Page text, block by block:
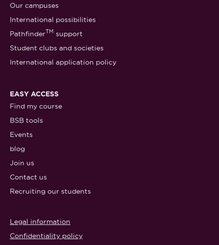
Our campuses
International possibilities
PathfinderTM support
Student clubs and societies
International application policy
EASY ACCESS
Find my course
BSB tools
Events
blog
Join us
Contact us
Recruiting our students
Legal information
Confidentiality policy